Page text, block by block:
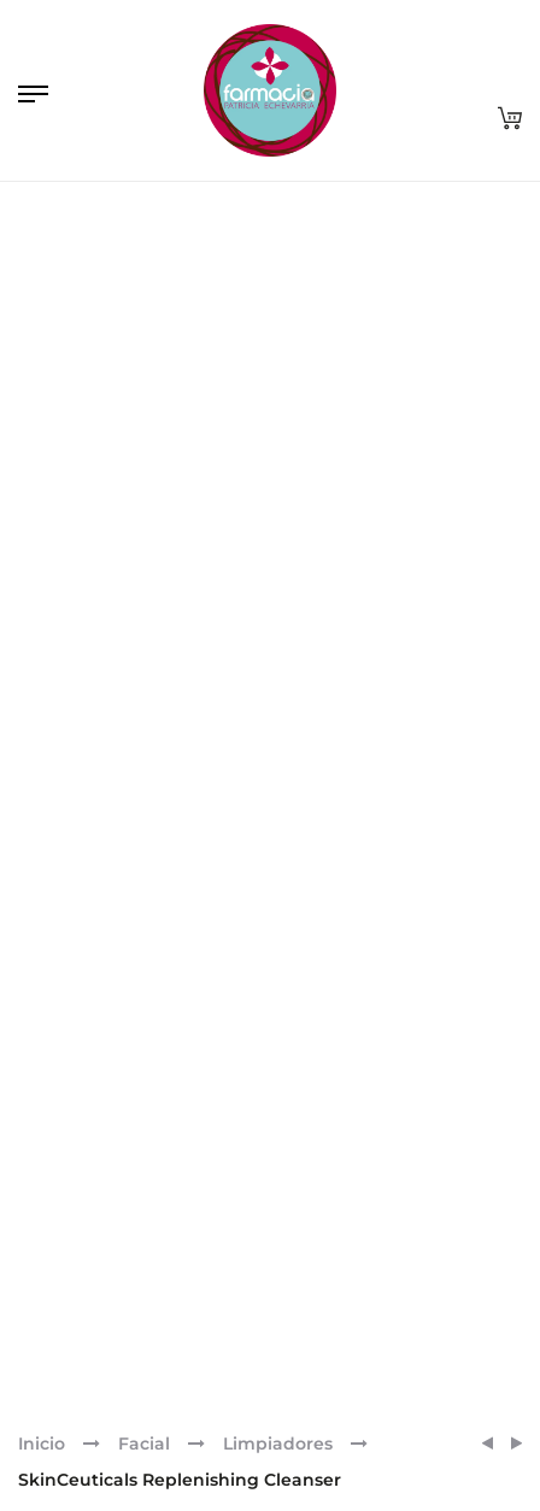
Inicio Facial
Limpiadores
SkinCeuticals Replenishing Cleanser